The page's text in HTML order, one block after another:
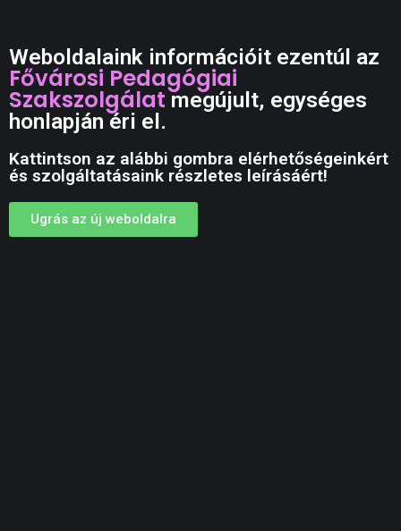
Weboldalaink információit ezentúl az
Fővárosi Pedagógiai
Szakszolgálatmegújult, egységes
honlapján éri el.
Kattintson az alábbi gombra elérhetőségeinkért
és szolgáltatásaink részletes leírásáért!
Ugrás az új weboldalra